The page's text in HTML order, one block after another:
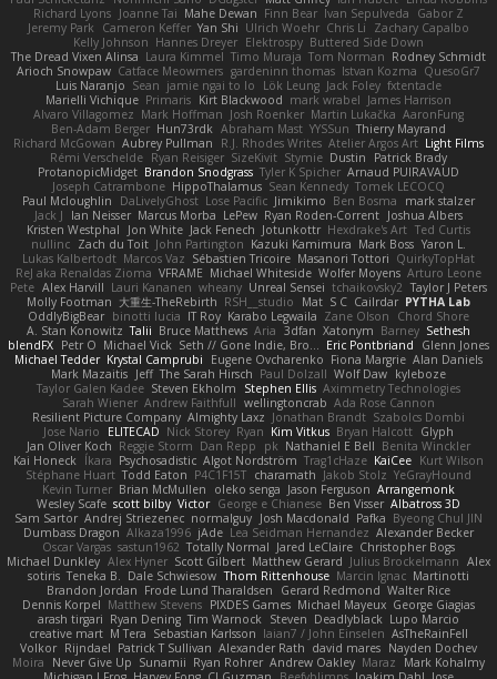
Richard Lyons Joanne Tai Mahe Dewan Finn Bear Ivan Sepulveda
Gabor Z
Jeremy Park
Cameron Keffer Yan Shi Ulrich Woehr Chris Li
Zachary Capalbo
Kelly Johnson Hannes Dreyer Elektrospy Buttered Side Down
The Dread Vixen Alinsa Laura Kimmel Timo Muraja Tom Norman Rodney Schmidt
Arioch Snowpaw Catface Meowmers gardeninn thomas Istvan Kozma QuesoGr7
Luis Naranjo Sean jamie ngai to lo Lök Leung Jack Foley fxtentacle
Marielli Vichique Primaris Kirt Blackwood mark wrabel James Harrison
Alvaro Villagomez Mark Hoffman Josh Roenker Martin Lukačka AaronFung
Ben-Adam Berger Hun73rdk Abraham Mast YYSSun Thierry Mayrand
Richard McGowan Aubrey Pullman R.J. Rhodes Writes Atelier Argos Art Light Films
Rémi Verschelde Ryan Reisiger SizeKivit Stymie Dustin
Patrick Brady
ProtanopicMidget Brandon Snodgrass Tyler K Spicher Arnaud PUIRAVAUD
Joseph Catrambone HippoThalamus Sean Kennedy Tomek LECOCQ
Paul Mcloughlin
DaLivelyGhost Lose Pacific Jimikimo Ben Bosma
mark stalzer
Jack J
Ian Neisser Marcus Morba LePew Ryan Roden-Corrent Joshua Albers
Kristen Westphal
Jon White Jack Fenech Jotunkottr Hexdrake's Art Ted Curtis
nullinc Zach du Toit John Partington Kazuki Kamimura Mark Boss Yaron L.
Lukas Kalbertodt Marcos Vaz Sébastien Tricoire Masanori Tottori QuirkyTopHat
ReJ aka Renaldas Zioma VFRAME Michael Whiteside Wolfer Moyens Arturo Leone
Pete Alex Harvill Lauri Kananen wheany Unreal Sensei tchaikovsky2 Taylor J Peters
Molly Footman 大重生-TheRebirth RSH__studio Mat S C Cailrdar PYTHA Lab
OddlyBigBear binotti lucia IT Roy Karabo Legwaila Zane Olson
Chord Shore
A. Stan Konowitz Talii Bruce Matthews Aria 3dfan Xatonym Barney Sethesh
blendFX Petr O Michael Vick Seth // Gone Indie, Bro... Eric Pontbriand
Glenn Jones
Michael Tedder Krystal Camprubi Eugene Ovcharenko Fiona Margrie Alan Daniels
Mark Mazaitis Jeff The Sarah Hirsch Paul Dolzall Wolf Daw kyleboze
Taylor Galen Kadee Steven Ekholm Stephen Ellis Aximmetry Technologies
Sarah Wiener Andrew Faithfull wellingtoncrab Ada Rose Cannon
Resilient Picture Company Almighty Laxz Jonathan Brandt Szabolcs Dombi
Jose Nario
ELITECAD Nick Storey Ryan Kim Vitkus Bryan Halcott Glyph
Jan Oliver Koch Reggie Storm Dan Repp pk Nathaniel E Bell Benita Winckler
Kai Honeck Íkara Psychosadistic Algot Nordström Trag1cHaze KaiCee Kurt Wilson
Stéphane Huart Todd Eaton P4C1F15T charamath Jakob Stolz YeGrayHound
Kevin Turner Brian McMullen oleko senga Jason Ferguson Arrangemonk
Wesley Scafe scott bilby Victor George e Chianese Ben Visser Albatross 3D
Sam Sartor Andrej Striezenec normalguy Josh Macdonald Pafka Byeong Chul JIN
Dumbass Dragon Alkaza1996 jAde Lea Seidman Hernandez Alexander Becker
Oscar Vargas sastun1962 Totally Normal Jared LeClaire Christopher Bogs
Michael Dunkley Alex Hyner Scott Gilbert Matthew Gerard Julius Brockelmann Alex
sotiris Teneka B. Dale Schwiesow Thom Rittenhouse Marcin Ignac Martinotti
Brandon Jordan Frode Lund Tharaldsen Gerard Redmond Walter Rice
Dennis Korpel Matthew Stevens PIXDES Games Michael Mayeux George Giagias
arash tirgari Ryan Dening Tim Warnock Steven Deadlyblack Lupo Marcio
creative mart M Tera Sebastian Karlsson Iaian7 / John Einselen AsTheRainFell
Volkor Rijndael Patrick T Sullivan Alexander Rath david mares Nayden Dochev
Moira
Never Give Up Sunamii Ryan Rohrer Andrew Oakley Maraz
Mark Kohalmy